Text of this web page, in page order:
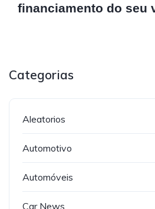
financiamento do seu
Categorias
Aleatorios
Automotivo
Automóveis
Car News